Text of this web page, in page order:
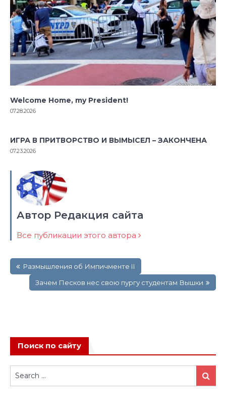
Welcome Home, my President!
07.28.2026
ИГРА В ПРИТВОРСТВО И ВЫМЫСЕЛ – ЗАКОНЧЕНА
07.23.2026
Автор Редакция сайта
Все публикации этого автора
по
записям
Размышления об Импичменте II
Зачем Песков нес свою пургу студентам Вышки
Поиск по сайту
Search
for:
Search